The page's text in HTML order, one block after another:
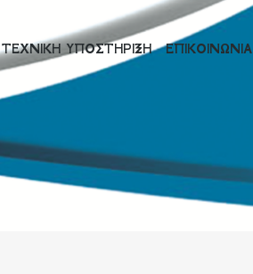
ΤΕΧΝΙΚΗ ΥΠΟΣΤΗΡΙΞΗ ΕΠΙΚΟΙΝΩΝΙΑ